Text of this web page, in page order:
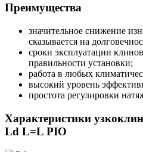
Преимущества
значительное снижение
сказывается на
сроки эксплуатации
правильности установки;
работа в любых
высокий уровень
простота регулировки
Характеристики
Ld L=L PIO